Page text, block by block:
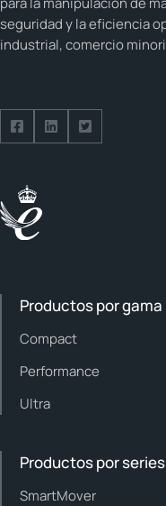
seguridad y la eficiencia
industrial, comercio
Síguenos en Facebook
Síguenos en
Síguenos
Productos por gama
Compact
Performance
Ultra
Productos por series
SmartMover